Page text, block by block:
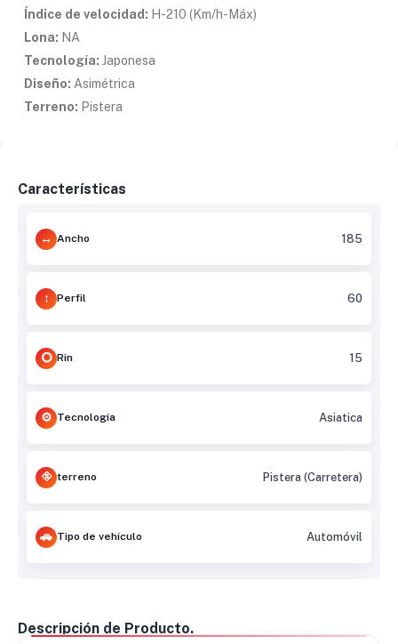
Índice de velocidad: H-210 (Km/h-Máx)
Lona: NA
Tecnología: Japonesa
Diseño: Asimétrica
Terreno: Pistera
Características
Ancho 185
Perfil 60
Rin 15
Tecnología Asiatica
terreno Pistera (Carretera)
Tipo de vehículo Automóvil
Descripción de Producto.